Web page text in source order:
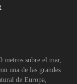
metros sobre el mar,
una de las grandes
de Europa,